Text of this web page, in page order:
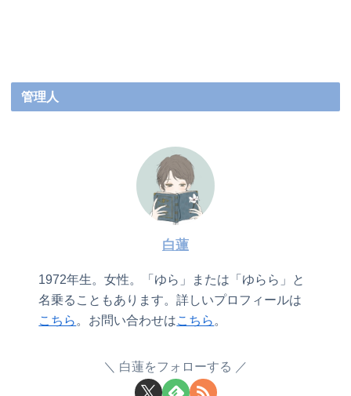
管理人
白蓮
1972年生。女性。「ゆら」または「ゆらら」と
名乗ることもあります。詳しいプロフィールは
こちら 。お問い合わせはこちら 。
白蓮をフォローする